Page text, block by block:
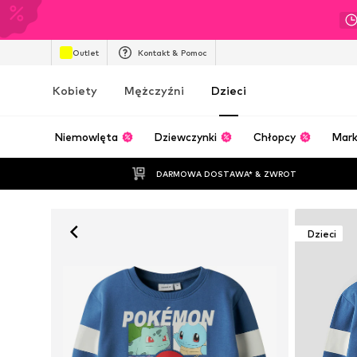
Outlet Kontakt & Pomoc
Kobiety Mężczyźni Dzieci
Niemowlęta Dziewczynki Chłopcy
DARMOWA DOSTAWA* & ZWROT
Dzieci